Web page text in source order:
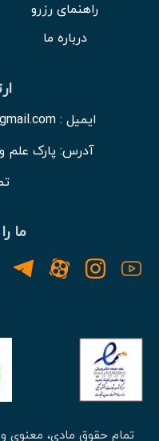
راهنمای رزرو
درباره ما
ایمیل : kermanshahgasht2020@gmail.com
آدرس: پارک علم و
ما
تمام حقوق مادی،